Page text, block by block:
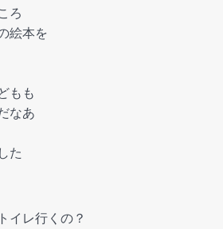
ろ
絵本を
もも
なあ
た
イレ行くの？